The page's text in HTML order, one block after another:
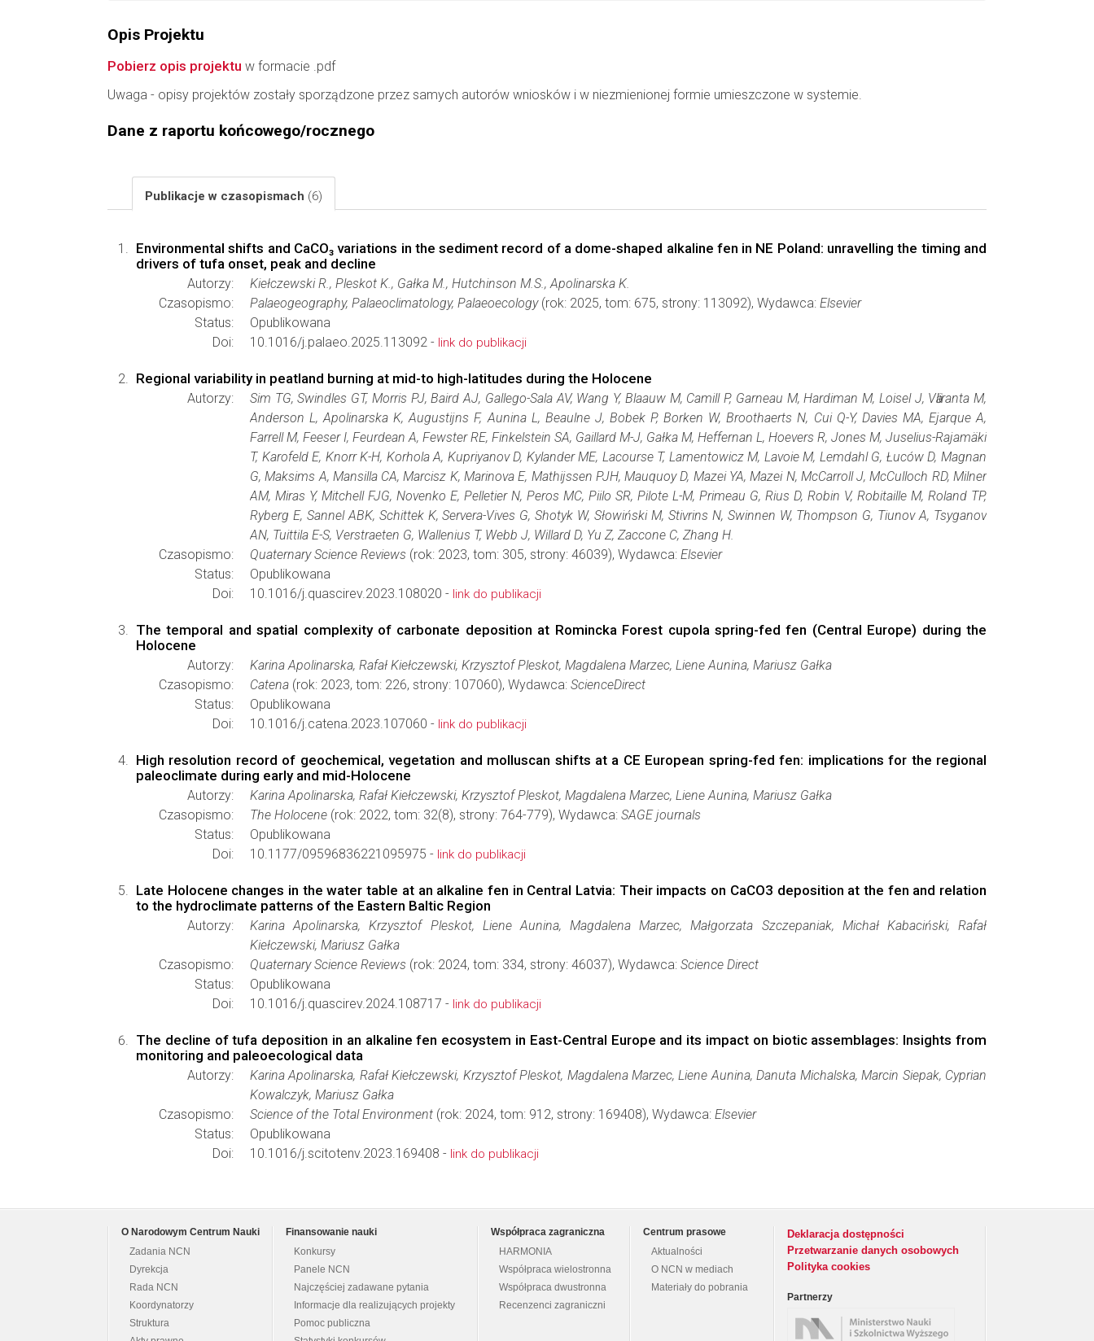
Opis Projektu
Pobierz opis projektu w formacie .pdf
Uwaga - opisy projektów zostały sporządzone przez samych autorów wniosków i w niezmienionej formie umieszczone w systemie.
Dane z raportu końcowego/rocznego
Publikacje w czasopismach (6)
Environmental shifts and CaCO₃ variations in the sediment record of a dome-shaped alkaline fen in NE Poland: unravelling the timing and
drivers of tufa onset, peak and decline
Autorzy:
Kiełczewski R., Pleskot K., Gałka M., Hutchinson M.S., Apolinarska K.
Czasopismo:
Palaeogeography, Palaeoclimatology, Palaeoecology(rok: 2025, tom: 675, strony: 113092), Wydawca: Elsevier
Status:
Opublikowana
Doi:
10.1016/j.palaeo.2025.113092 - link do publikacji
Regional variability in peatland burning at mid-to high-latitudes during the Holocene
Autorzy:
Sim TG, Swindles GT, Morris PJ, Baird AJ, Gallego-Sala AV, Wang Y, Blaauw M, Camill P, Garneau M, Hardiman M, Loisel J, Vӓliranta M,
Anderson L, Apolinarska K, Augustijns F, Aunina L, Beaulne J, Bobek P, Borken W, Broothaerts N, Cui Q-Y, Davies MA, Ejarque A,
Farrell M, Feeser I, Feurdean A, Fewster RE, Finkelstein SA, Gaillard M-J, Gałka M, Heffernan L, Hoevers R, Jones M, Juselius-Rajamäki
T, Karofeld E, Knorr K-H, Korhola A, Kupriyanov D, Kylander ME, Lacourse T, Lamentowicz M, Lavoie M, Lemdahl G, Łuców D, Magnan
G, Maksims A, Mansilla CA, Marcisz K, Marinova E, Mathijssen PJH, Mauquoy D, Mazei YA, Mazei N, McCarroll J, McCulloch RD, Milner
AM, Miras Y, Mitchell FJG, Novenko E, Pelletier N, Peros MC, Piilo SR, Pilote L-M, Primeau G, Rius D, Robin V, Robitaille M, Roland TP,
Ryberg E, Sannel ABK, Schittek K, Servera-Vives G, Shotyk W, Słowiński M, Stivrins N, Swinnen W, Thompson G, Tiunov A, Tsyganov
AN, Tuittila E-S, Verstraeten G, Wallenius T, Webb J, Willard D, Yu Z, Zaccone C, Zhang H.
Czasopismo:
Quaternary Science Reviews (rok: 2023, tom: 305, strony: 46039), Wydawca: Elsevier
Status:
Opublikowana
Doi:
10.1016/j.quascirev.2023.108020 - link do publikacji
The temporal and spatial complexity of carbonate deposition at Romincka Forest cupola spring-fed fen (Central Europe) during the
Holocene
Autorzy:
Karina Apolinarska, Rafał Kiełczewski, Krzysztof Pleskot, Magdalena Marzec, Liene Aunina, Mariusz Gałka
Czasopismo:
Catena (rok: 2023, tom: 226, strony: 107060), Wydawca: ScienceDirect
Status:
Opublikowana
Doi:
10.1016/j.catena.2023.107060 - link do publikacji
High resolution record of geochemical, vegetation and molluscan shifts at a CE European spring-fed fen: implications for the regional
paleoclimate during early and mid-Holocene
Autorzy:
Karina Apolinarska, Rafał Kiełczewski, Krzysztof Pleskot, Magdalena Marzec, Liene Aunina, Mariusz Gałka
Czasopismo:
The Holocene (rok: 2022, tom: 32(8), strony: 764-779), Wydawca: SAGE journals
Status:
Opublikowana
Doi:
10.1177/09596836221095975 - link do publikacji
Late Holocene changes in the water table at an alkaline fen in Central Latvia: Their impacts on CaCO3 deposition at the fen and relation
to the hydroclimate patterns of the Eastern Baltic Region
Autorzy:
Karina Apolinarska, Krzysztof Pleskot, Liene Aunina, Magdalena Marzec, Małgorzata Szczepaniak, Michał Kabaciński, Rafał
Kiełczewski, Mariusz Gałka
Czasopismo:
Quaternary Science Reviews (rok: 2024, tom: 334, strony: 46037), Wydawca: Science Direct
Status:
Opublikowana
Doi:
10.1016/j.quascirev.2024.108717 - link do publikacji
The decline of tufa deposition in an alkaline fen ecosystem in East-Central Europe and its impact on biotic assemblages: Insights from
monitoring and paleoecological data
Autorzy:
Karina Apolinarska, Rafał Kiełczewski, Krzysztof Pleskot, Magdalena Marzec, Liene Aunina, Danuta Michalska, Marcin Siepak, Cyprian
Kowalczyk, Mariusz Gałka
Czasopismo:
Science of the Total Environment (rok: 2024, tom: 912, strony: 169408), Wydawca: Elsevier
Status:
Opublikowana
Doi:
10.1016/j.scitotenv.2023.169408 - link do publikacji
O Narodowym Centrum Nauki
Zadania NCN
Dyrekcja
Rada NCN
Koordynatorzy
Struktura
Finansowanie nauki
Konkursy
Panele NCN
Najczęściej zadawane pytania
Informacje dla realizujących projekty
Pomoc publiczna
Współpraca zagraniczna
HARMONIA
Współpraca wielostronna
Współpraca dwustronna
Recenzenci zagraniczni
Centrum prasowe
Aktualności
O NCN w mediach
Materiały do pobrania
Deklaracja dostępności
Przetwarzanie danych osobowych
Polityka cookies
Partnerzy